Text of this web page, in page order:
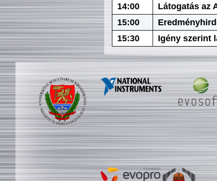
14:00
Látogatás az
15:00
15:30
Igény szerint